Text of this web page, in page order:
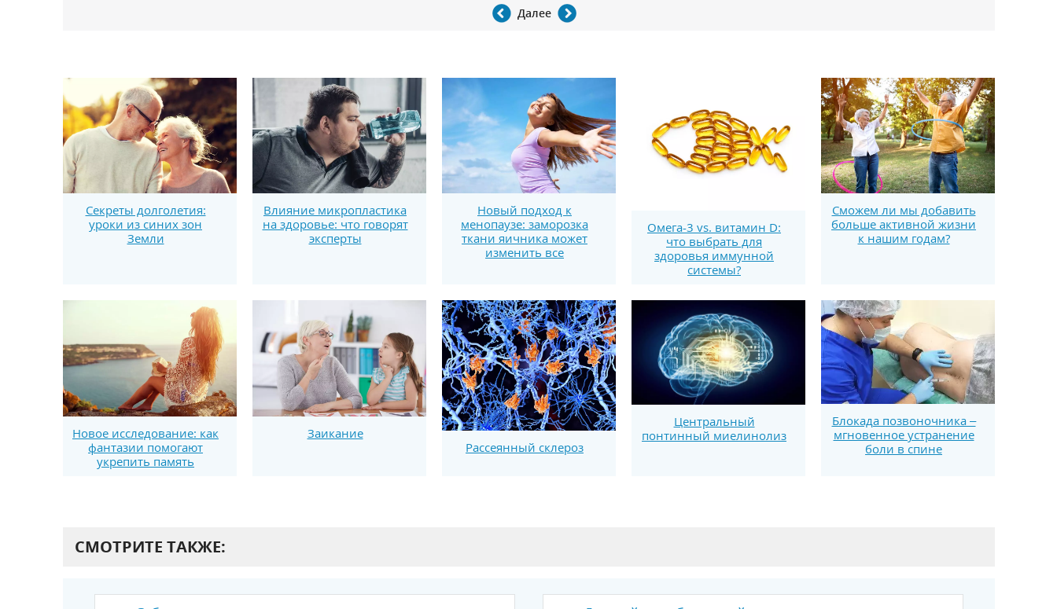
Далее
Секреты долголетия:
уроки из синих зон
Земли
Влияние микропластика
на здоровье: что говорят
эксперты
Новый подход к
менопаузе: заморозка
ткани яичника может
изменить все
Омега-3 vs. витамин D:
что выбрать для
здоровья иммунной
системы?
Сможем ли мы добавить
больше активной жизни
к нашим годам?
Новое исследование: как
фантазии помогают
укрепить память
Заикание
Рассеянный склероз
Центральный
понтинный миелинолиз
Блокада позвоночника –
мгновенное устранение
боли в спине
СМОТРИТЕ ТАКЖЕ: